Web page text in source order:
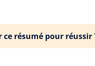
résumé pour réussir